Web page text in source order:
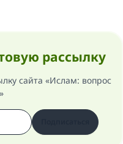
рассылку
сайта «Ислам: вопрос